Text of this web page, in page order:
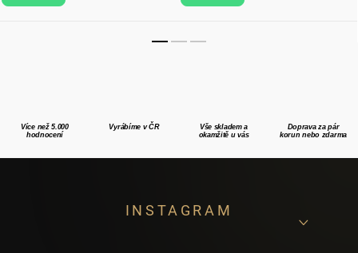
Více než 5.000
hodnocení
Vyrábíme v ČR
Vše skladem a
okamžitě u vás
Doprava za pár
korun nebo zdarma
INSTAGRAM